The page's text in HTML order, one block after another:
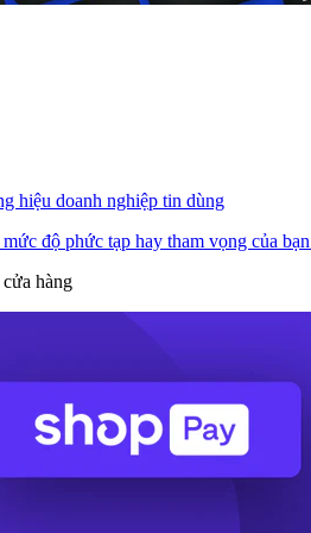
hiệu doanh nghiệp tin dùng
độ phức tạp hay tham vọng của
hàng